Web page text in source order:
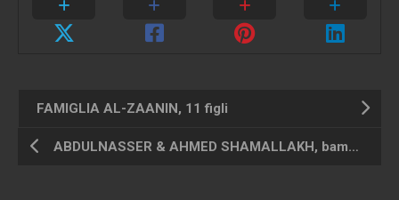
FAMIGLIA AL-ZAANIN, 11 figli
ABDULNASSER & AHMED SHAMALLAKH, bambino & padre